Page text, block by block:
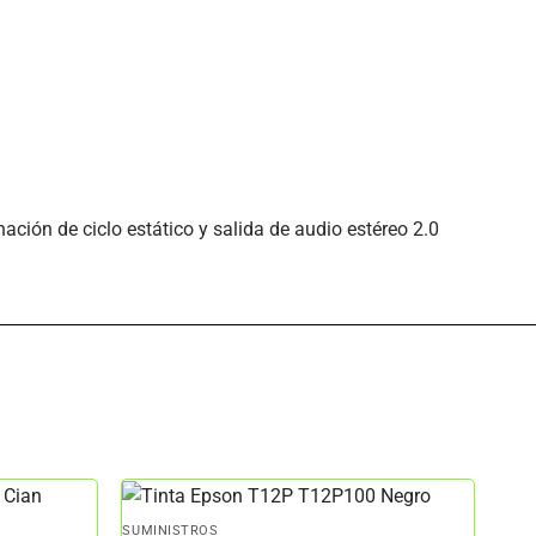
de ciclo estático y salida de audio estéreo 2.0
SUMINISTROS